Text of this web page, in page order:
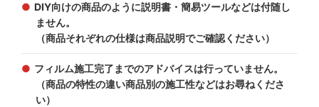
DIY向けの商品のように説明書・簡易ツールなどは付随し
ません。
（商品それぞれの仕様は商品説明でご確認ください）
フィルム施工完了までのアドバイスは行っていません。
（商品の特性の違い商品別の施工性などはお尋ねくださ
い）